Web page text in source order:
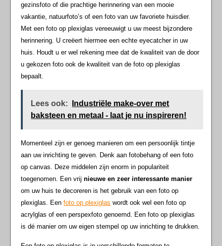
gezinsfoto of die prachtige herinnering van een mooie
vakantie, natuurfoto’s of een foto van uw favoriete huisdier.
Met een foto op plexiglas vereeuwigt u uw meest bijzondere
herinnering. U creëert hiermee een echte eyecatcher in uw
huis. Houdt u er wel rekening mee dat de kwaliteit van de door
u gekozen foto ook de kwaliteit van de foto op plexiglas
bepaalt.
Lees ook:
Industriële make-over met
baksteen en metaal - laat je nu inspireren!
Momenteel zijn er genoeg manieren om een persoonlijk tintje
aan uw inrichting te geven. Denk aan fotobehang of een foto
op canvas. Deze middelen zijn enorm in populariteit
toegenomen. Een vrijnieuwe en zeer interessante manier
om uw huis te decoreren is het gebruik van een foto op
plexiglas. Eenfoto op plexiglas wordt ook wel een foto op
acrylglas of een perspexfoto genoemd. Een foto op plexiglas
is dé manier om uw eigen stempel op uw inrichting te drukken.